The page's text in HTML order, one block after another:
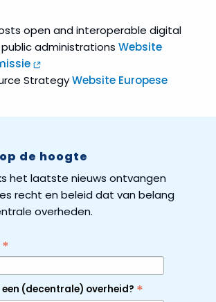
open and interoperable digital
administrations Website
StrategyWebsite Europese
de hoogte
het laatste nieuws ontvangen
recht en beleid dat van belang
overheden.
*
(decentrale) overheid? *